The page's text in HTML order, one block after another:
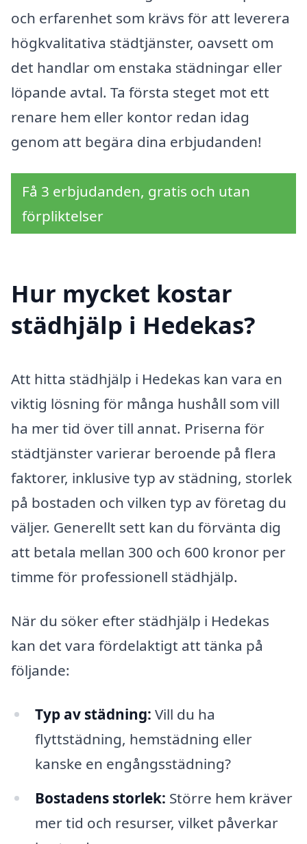
och erfarenhet som krävs för att leverera
högkvalitativa städtjänster, oavsett om
det handlar om enstaka städningar eller
löpande avtal. Ta första steget mot ett
renare hem eller kontor redan idag
genom att begära dina erbjudanden!
Få 3 erbjudanden, gratis och utan
förpliktelser
Hur mycket kostar
städhjälp i Hedekas?
Att hitta städhjälp i Hedekas kan vara en
viktig lösning för många hushåll som vill
ha mer tid över till annat. Priserna för
städtjänster varierar beroende på flera
faktorer, inklusive typ av städning, storlek
på bostaden och vilken typ av företag du
väljer. Generellt sett kan du förvänta dig
att betala mellan 300 och 600 kronor per
timme för professionell städhjälp.
När du söker efter städhjälp i Hedekas
kan det vara fördelaktigt att tänka på
följande:
Typ av städning: Vill du ha
flyttstädning, hemstädning eller
kanske en engångsstädning?
Bostadens storlek: Större hem kräver
mer tid och resurser, vilket påverkar